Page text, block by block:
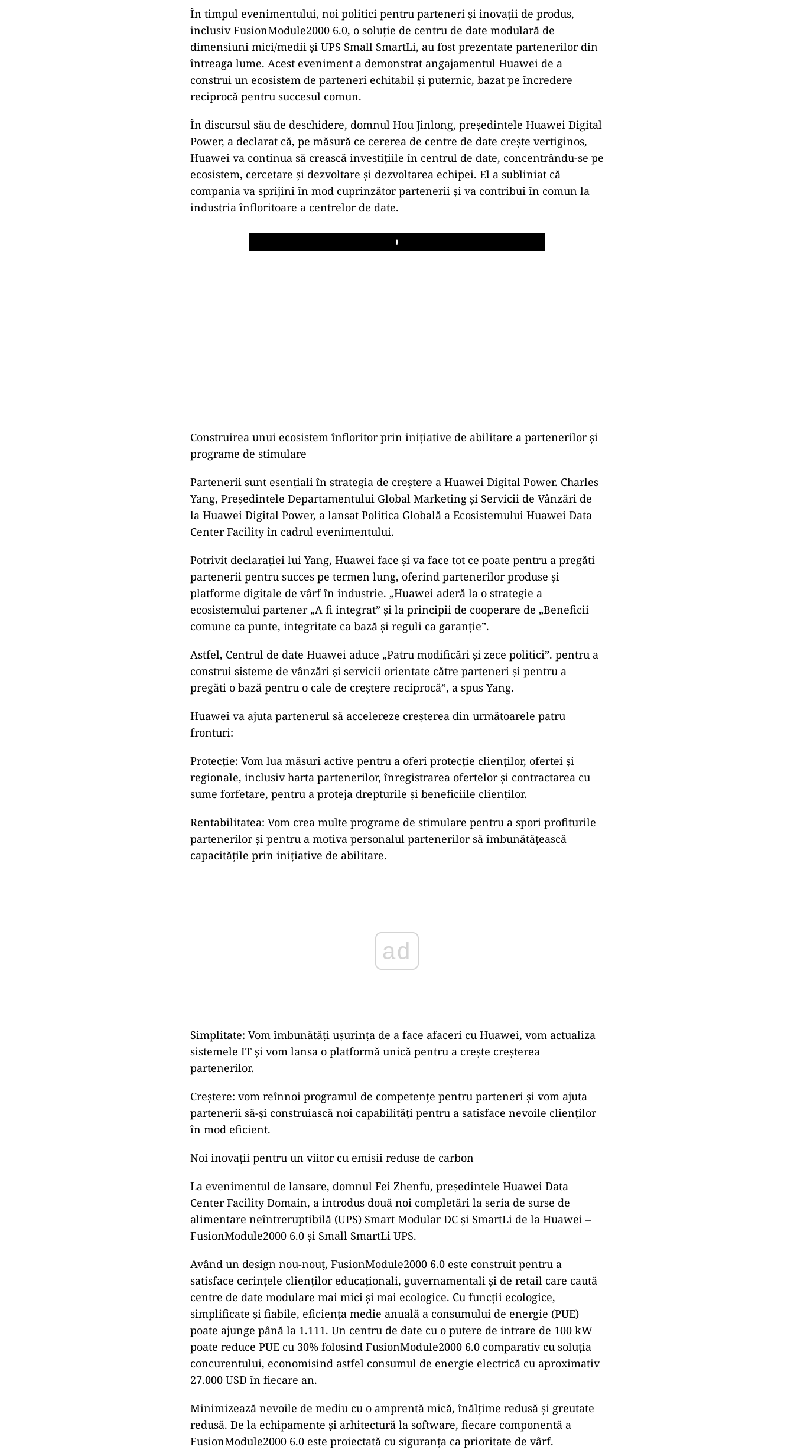
În timpul evenimentului, noi politici pentru parteneri și inovații de produs,
inclusiv FusionModule2000 6.0, o soluție de centru de date modulară de
dimensiuni mici/medii și UPS Small SmartLi, au fost prezentate partenerilor din
întreaga lume. Acest eveniment a demonstrat angajamentul Huawei de a
construi un ecosistem de parteneri echitabil și puternic, bazat pe încredere
reciprocă pentru succesul comun.
În discursul său de deschidere, domnul Hou Jinlong, președintele Huawei Digital
Power, a declarat că, pe măsură ce cererea de centre de date crește vertiginos,
Huawei va continua să crească investițiile în centrul de date, concentrându-se pe
ecosistem, cercetare și dezvoltare și dezvoltarea echipei. El a subliniat că
compania va sprijini în mod cuprinzător partenerii și va contribui în comun la
industria înfloritoare a centrelor de date.
Play
Construirea unui ecosistem înfloritor prin inițiative de abilitare a partenerilor și
programe de stimulare
Partenerii sunt esențiali în strategia de creștere a Huawei Digital Power. Charles
Yang, Președintele Departamentului Global Marketing și Servicii de Vânzări de
la Huawei Digital Power, a lansat Politica Globală a Ecosistemului Huawei Data
Center Facility în cadrul evenimentului.
Potrivit declarației lui Yang, Huawei face și va face tot ce poate pentru a pregăti
partenerii pentru succes pe termen lung, oferind partenerilor produse și
platforme digitale de vârf în industrie. „Huawei aderă la o strategie a
ecosistemului partener „A fi integrat” și la principii de cooperare de „Beneficii
comune ca punte, integritate ca bază și reguli ca garanție”.
Astfel, Centrul de date Huawei aduce „Patru modificări și zece politici”. pentru a
construi sisteme de vânzări și servicii orientate către parteneri și pentru a
pregăti o bază pentru o cale de creștere reciprocă”, a spus Yang.
Huawei va ajuta partenerul să accelereze creșterea din următoarele patru
fronturi:
Protecție: Vom lua măsuri active pentru a oferi protecție clienților, ofertei și
regionale, inclusiv harta partenerilor, înregistrarea ofertelor și contractarea cu
sume forfetare, pentru a proteja drepturile și beneficiile clienților.
Rentabilitatea: Vom crea multe programe de stimulare pentru a spori profiturile
partenerilor și pentru a motiva personalul partenerilor să îmbunătățească
capacitățile prin inițiative de abilitare.
ad
Simplitate: Vom îmbunătăți ușurința de a face afaceri cu Huawei, vom actualiza
sistemele IT și vom lansa o platformă unică pentru a crește creșterea
partenerilor.
Creștere: vom reînnoi programul de competențe pentru parteneri și vom ajuta
partenerii să-și construiască noi capabilități pentru a satisface nevoile clienților
în mod eficient.
Noi inovații pentru un viitor cu emisii reduse de carbon
La evenimentul de lansare, domnul Fei Zhenfu, președintele Huawei Data
Center Facility Domain, a introdus două noi completări la seria de surse de
alimentare neîntreruptibilă (UPS) Smart Modular DC și SmartLi de la Huawei –
FusionModule2000 6.0 și Small SmartLi UPS.
Având un design nou-nouț, FusionModule2000 6.0 este construit pentru a
satisface cerințele clienților educaționali, guvernamentali și de retail care caută
centre de date modulare mai mici și mai ecologice. Cu funcții ecologice,
simplificate și fiabile, eficiența medie anuală a consumului de energie (PUE)
poate ajunge până la 1.111. Un centru de date cu o putere de intrare de 100 kW
poate reduce PUE cu 30% folosind FusionModule2000 6.0 comparativ cu soluția
concurentului, economisind astfel consumul de energie electrică cu aproximativ
27.000 USD în fiecare an.
Minimizează nevoile de mediu cu o amprentă mică, înălțime redusă și greutate
redusă. De la echipamente și arhitectură la software, fiecare componentă a
FusionModule2000 6.0 este proiectată cu siguranța ca prioritate de vârf.